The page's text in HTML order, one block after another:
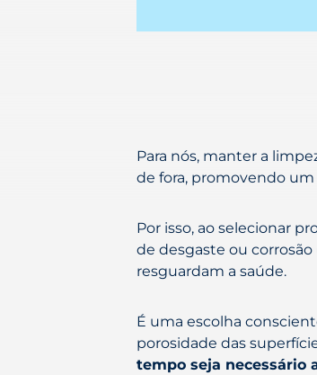
Para nós, manter a
de fora, promovendo
Por isso, ao selecionar
de desgaste ou
resguardam a saúde.
É uma escolha
porosidade das
tempo seja necessário